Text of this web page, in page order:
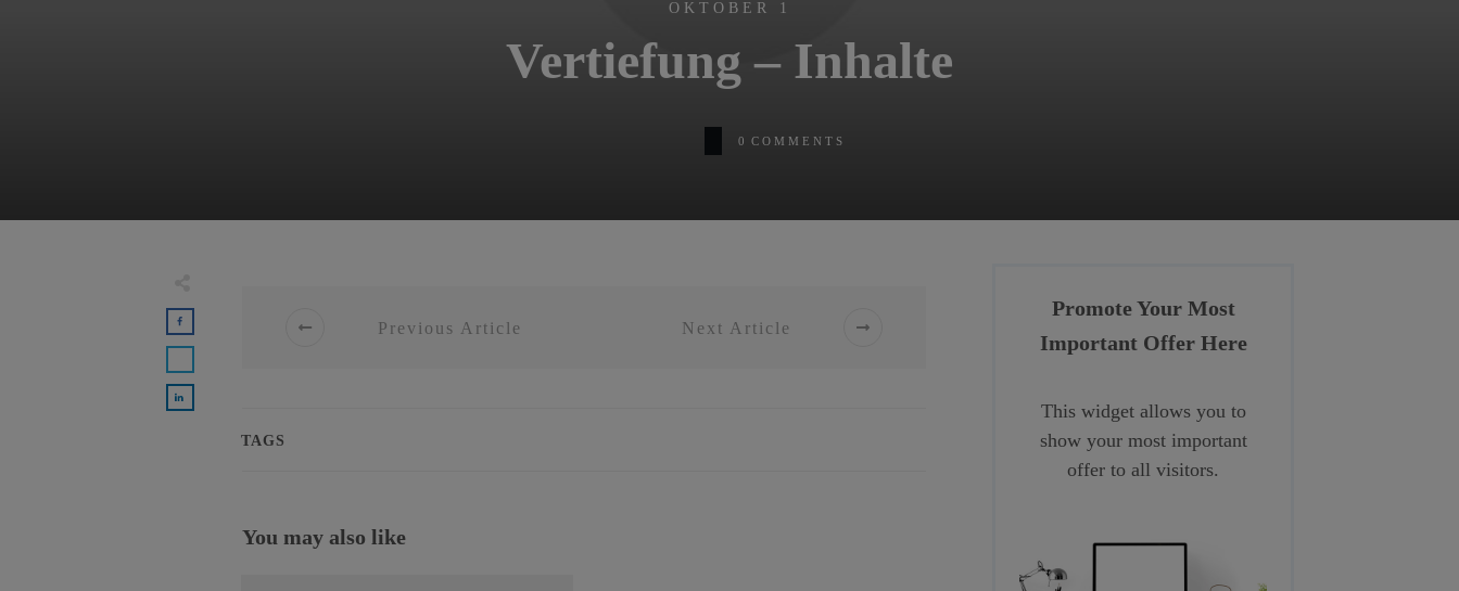
OKTOBER 1
Vertiefung – Inhalte
0 COMMENTS
Previous Article Next Article
TAGS
You may also like
Promote Your Most
Important Offer Here
This widget allows you to
show your most important
offer to all visitors.